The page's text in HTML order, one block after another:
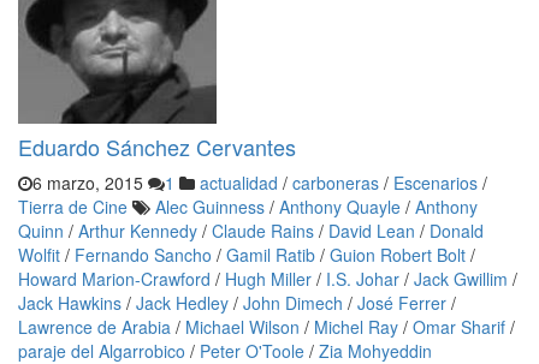
Eduardo Sánchez Cervantes
6 marzo, 2015 1 actualidad / carboneras / Escenarios /
Tierra de Cine
Alec Guinness / Anthony Quayle / Anthony
Quinn / Arthur Kennedy / Claude Rains / David Lean / Donald
Wolfit / Fernando Sancho / Gamil Ratib / Guion Robert Bolt /
Howard Marion-Crawford / Hugh Miller / I.S. Johar / Jack Gwillim /
Jack Hawkins / Jack Hedley / John Dimech / José Ferrer /
Lawrence de Arabia / Michael Wilson / Michel Ray / Omar Sharif /
paraje del Algarrobico / Peter O'Toole / Zia Mohyeddin